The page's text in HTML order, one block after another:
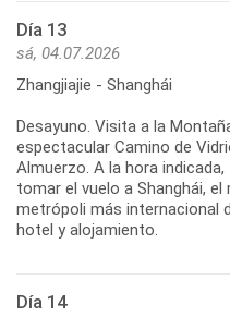
Día 13
sá, 04.07.2026
Zhangjiajie - Shanghái
Desayuno. Visita a la
espectacular Camino de
Almuerzo. A la hora
tomar el vuelo a Shanghái,
metrópoli más internacional
Día 14